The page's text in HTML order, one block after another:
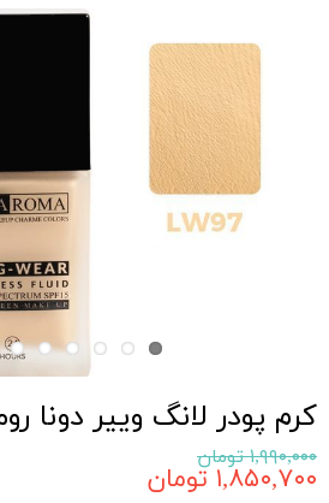
كرم پودر لانگ ويير دونا
۱,۹۹۰,۰۰۰ تومان
۱,۸۵۰,۷۰۰ تومان